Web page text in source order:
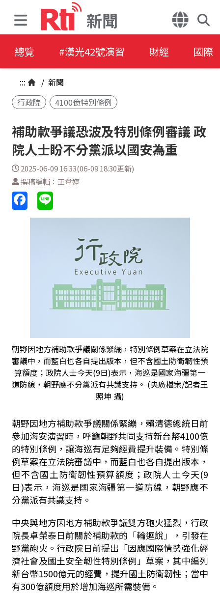
新聞
總覽 #漢光42號演習 財經 國際
::: / 新聞
行政院
4100億特別條例
補助款爭議恐波及特別條例審議 政
院人士盼不分黨派以國安為重
2025-06-09 16:33(06-09 18:30更新)
撰稿編輯：王韋婷
朝野因地方補助款爭議關係緊繃，特別條例草案在立法院
審議中，而藍白也各自提出版本，但不含國土防衛韌性預
算額度；政院人士今天(9日)表示，海巡是國家海疆第一
道防線，朝野應不分黨派有共識支持。 (央廣檔案/記者王
照坤 攝)
朝野因地方補助款爭議關係緊繃，賴清德總統日前
參加海安演習時，呼籲朝野共同支持新台幣4100億
的特別條例，讓海巡有足夠經費提升裝備。特別條
例草案在立法院審議中，而藍白也各自提出版本，
但不含國土防衛韌性預算額度；政院人士今天(9
日)表示，海巡是國家海疆第一道防線，朝野應不
分黨派有共識支持。
中央與地方因地方補助款爭議雙方砲火猛烈，行政
院長卓榮泰日前關於補助款的「輪迴說」，引發在
野黨砲火。行政院日前提出「因應國際情勢強化經
濟社會及國土安全韌性特別條例」草案，其中編列
新台幣1500億元的經費，提升國土防衛韌性；當中
有300億額度用於增加海巡所需裝備。